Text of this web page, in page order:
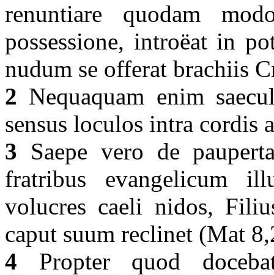
renuntiare quodam
possessione, introëat in
nudum se offerat brachiis
2 Nequaquam enim
sensus loculos intra cordis
3 Saepe vero de
fratribus evangelicum
volucres caeli nidos,
caput suum reclinet (Mat
4 Propter quod